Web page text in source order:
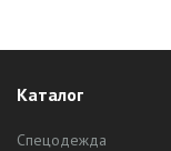
Каталог
Спецодежда